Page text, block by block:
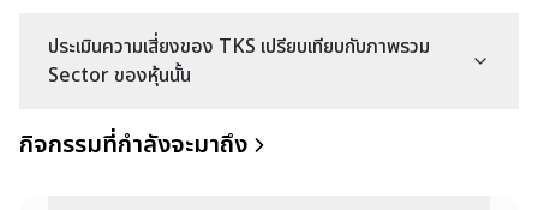
ประเมินความเสี่ยงของ TKS เปรียบเทียบกับภาพรวม
Sector ของหุ้นนั้น
กิจกรรมที่กำลังจะมาถึง